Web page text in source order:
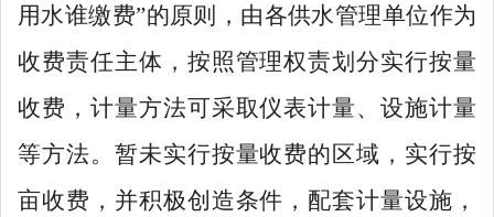
用水谁缴费”的原则
，由各供水管理单位作为
收费责任主体，按照管理权责划分实行按量
收费 ， 计量方法可采取仪表计量、设施计量
等方法。 暂未实行按量收费的区域，实行按
亩收费，并积极创造条件，配套计量设施，